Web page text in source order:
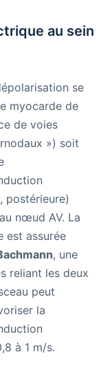
au sein
se
myocarde de
de voies
») soit
postérieure)
nœud AV. La
est assurée
, une
reliant les deux
peut
la
à 1 m/s.